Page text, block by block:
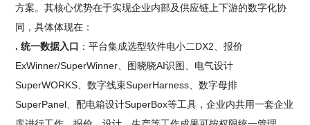
方案。其核心优势在于实现企业内部及供应链上下游的数字化协
同，具体体现在：
. 统一数据入口 ：平台集成选型软件电小二DX2、报价
ExWinner/SuperWinner、图晓晓AI识图、电气设计
SuperWORKS、数字线束SuperHarness、数字母排
SuperPanel、配电箱设计SuperBox等工具，企业内共用一套企业